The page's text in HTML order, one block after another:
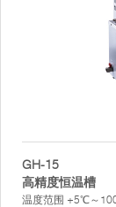
GH-15
高精度恒温槽
温度范围 +5℃～